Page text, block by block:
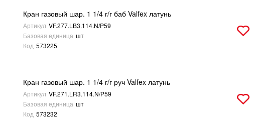
Кран газовый шар. 1 1/4 г/г баб Valfex латунь
Артикул VF.277.LB3.114.N/P59
Базовая единица шт
Код 573225
Кран газовый шар. 1 1/4 г/г руч Valfex латунь
Артикул VF.271.LR3.114.N/P59
Базовая единица шт
Код 573232